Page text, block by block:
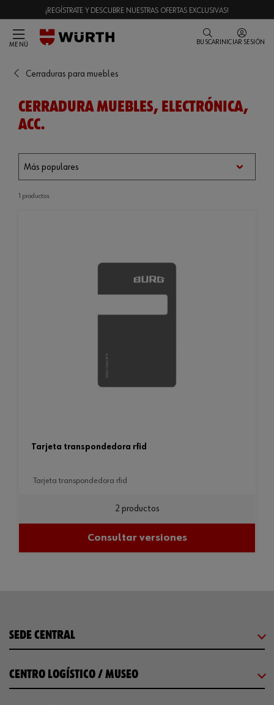
¡REGÍSTRATE Y DESCUBRE NUESTRAS OFERTAS EXCLUSIVAS!
MENÚ BUSCAR INICIAR SESIÓN
Cerraduras para muebles
CERRADURA MUEBLES, ELECTRÓNICA,
ACC.
1 productos
tarjeta transpondedora rfid
tarjeta transpondedora rfid
2 productos
Consultar versiones
SEDE CENTRAL
CENTRO LOGÍSTICO / MUSEO